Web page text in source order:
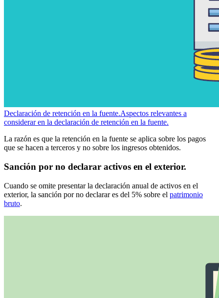
Declaración de retención en la fuente.Aspectos relevantes a
considerar en la declaración de retención en la fuente.
La razón es que la retención en la fuente se aplica sobre los pagos
que se hacen a terceros y no sobre los ingresos obtenidos.
Sanción por no declarar activos en el exterior.
Cuando se omite presentar la declaración anual de activos en el
exterior, la sanción por no declarar es del 5% sobre el patrimonio
bruto.